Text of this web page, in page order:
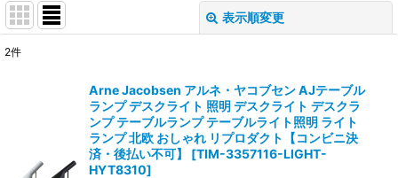
表示順変更
絞り込む
2件
Arne Jacobsen アルネ・ヤコブセン AJテーブル
ランプ デスクライト 照明 デスクライト デスクラ
ンプ テーブルランプ テーブルライト照明 ライト
ランプ 北欧 おしゃれ リプロダクト【コンビニ決
済・後払い不可】
[TIM-3357116-LIGHT-
HYT8310]